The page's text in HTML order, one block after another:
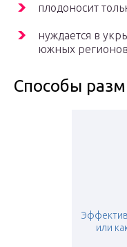
плодоносит
нуждается в
южных
Способы
или